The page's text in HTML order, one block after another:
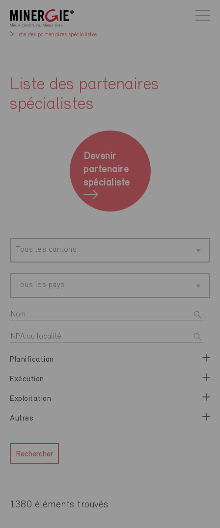
Liste des partenaires spécialistes
Liste des partenaires
spécialistes
Devenir
partenaire
spécialiste
Tous les cantons
Tous les pays
Planification
Exécution
Exploitation
Autres
Rechercher
1380 éléments trouvés